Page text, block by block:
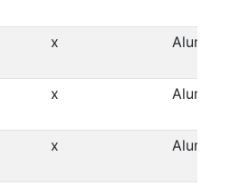
x Alumínio
x Alumínio
x Alumínio